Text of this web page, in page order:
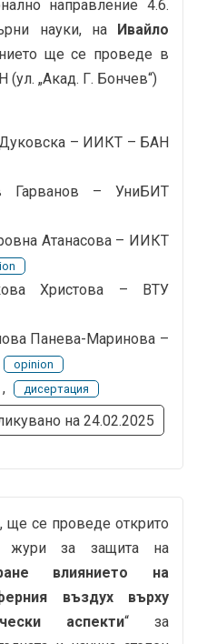
направление 4.6.
науки, на Ивайло
ще се проведе в
„Акад. Г. Бончев“)
Дуковска – ИИКТ – БАН
Гарванов – УниБИТ
Атанасова – ИИКТ
Христова – ВТУ
Панева-Маринова –
opinion
, дисертация
на 24.02.2025
ще се проведе открито
жури за защита на
влиянието на
въздух върху
аспекти“ за